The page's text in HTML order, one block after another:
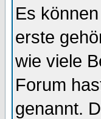
Es
erste
wie viele
Forum
genannt.